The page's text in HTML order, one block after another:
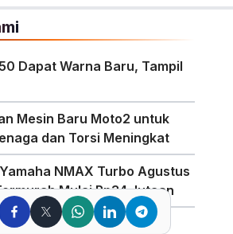
Dapat Warna Baru, Tampil
Mesin Baru Moto2 untuk
dan Torsi Meningkat
NMAX Turbo Agustus
Mulai Rp34 Jutaan
Luncurkan Speed Twin